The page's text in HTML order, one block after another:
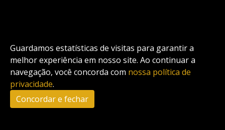
Guardamos estatísticas de visitas para garantir a
melhor experiência em nosso site. Ao continuar a
navegação, você concorda com nossa política de
privacidade.
Concordar e fechar
Casa com piscina
Apartamento com piscina
Condomínio fechado